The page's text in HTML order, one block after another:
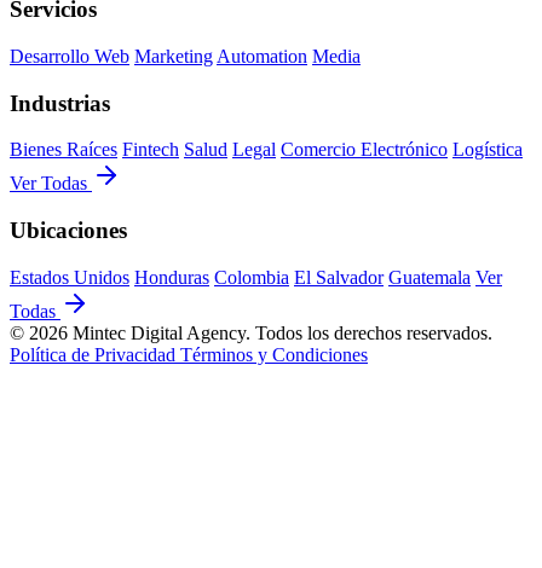
Servicios
Desarrollo Web Marketing Automation Media
Industrias
Bienes Raíces Fintech Salud Legal Comercio Electrónico Logística
Ver Todas
Ubicaciones
Estados Unidos Honduras Colombia El Salvador Guatemala Ver
Todas
© 2026 Mintec Digital Agency. Todos los derechos reservados.
Política de Privacidad Términos y Condiciones